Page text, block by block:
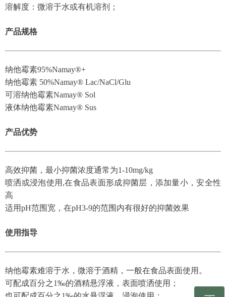
溶解度：微溶于水或有机溶剂；
产品规格
纳他霉素95%Namay®+
纳他霉素 50%Namay® Lac/NaCl/Glu
可溶纳他霉素Namay® Sol
液体纳他霉素Namay® Sus
产品优势
高效抑菌，最小抑菌浓度通常为1-10mg/kg
喷洒或浸泡使用,在食品表面形成抑菌层，添加量小，安全性
高
适用pH范围宽，在pH3-9的范围内有很好的抑菌效果
使用指导
纳他霉素难溶于水，微溶于酒精，一般在食品表面使用。
可配成百分之1‰的酒精悬浮液，表面喷洒使用；